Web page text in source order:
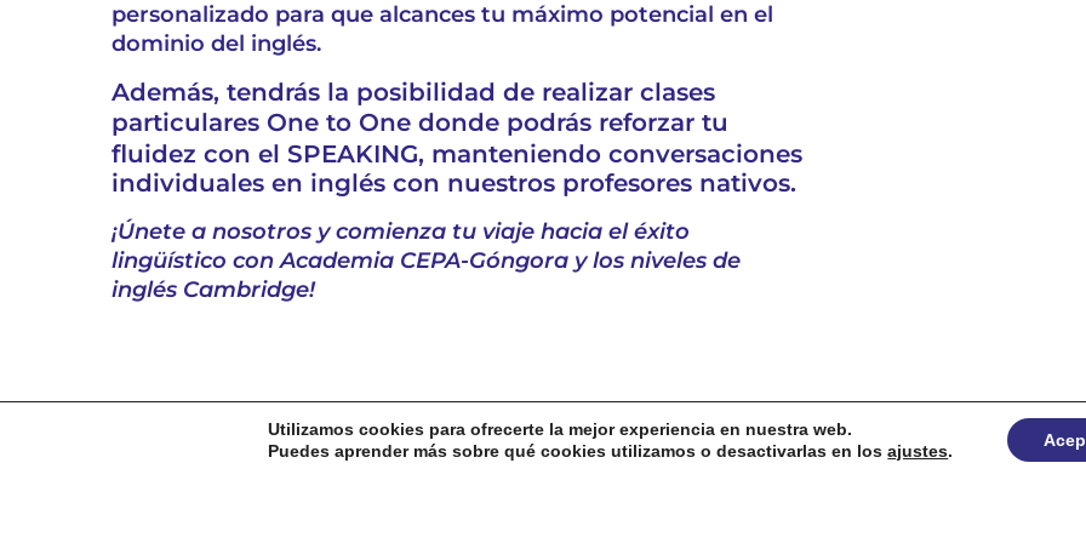
personalizado para que alcances tu máximo potencial en el
dominio del inglés.
Además, tendrás la posibilidad de realizar clases
particulares One to One donde podrás reforzar tu
fluidez con el SPEAKING, manteniendo conversaciones
individuales en inglés con nuestros profesores nativos.
¡Únete a nosotros y comienza tu viaje hacia el éxito
lingüístico con Academia CEPA-Góngora y los niveles de
inglés Cambridge!
Utilizamos cookies para ofrecerte la mejor experiencia en nuestra web.
Puedes aprender más sobre qué cookies utilizamos o desactivarlas en losajustes.